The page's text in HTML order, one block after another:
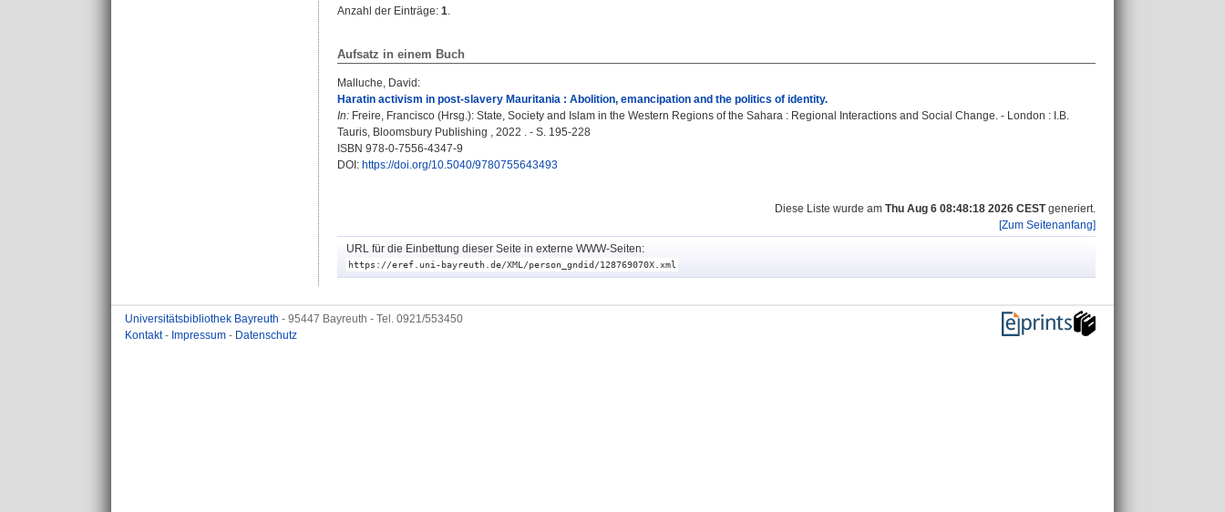
Anzahl der Einträge: 1.
Aufsatz in einem Buch
Malluche, David :
Haratin activism in post-slavery Mauritania : Abolition, emancipation and the politics of identity.
In: Freire, Francisco (Hrsg.): State, Society and Islam in the Western Regions of the Sahara : Regional Interactions and Social Change. - London : I.B.
Tauris, Bloomsbury Publishing , 2022 . - S. 195-228
ISBN 978-0-7556-4347-9
DOI: https://doi.org/10.5040/9780755643493
Diese Liste wurde am Thu Aug 6 08:48:18 2026 CESTgeneriert.
[Zum Seitenanfang]
URL für die Einbettung dieser Seite in externe WWW-Seiten:
https://eref.uni-bayreuth.de/XML/person_gndid/128769070X.xml
Universitätsbibliothek Bayreuth - 95447 Bayreuth - Tel. 0921/553450
Kontakt- Impressum - Datenschutz